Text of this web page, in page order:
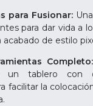
para Fusionar:
para dar vida a
de estilo
Completo:
un tablero con
facilitar la